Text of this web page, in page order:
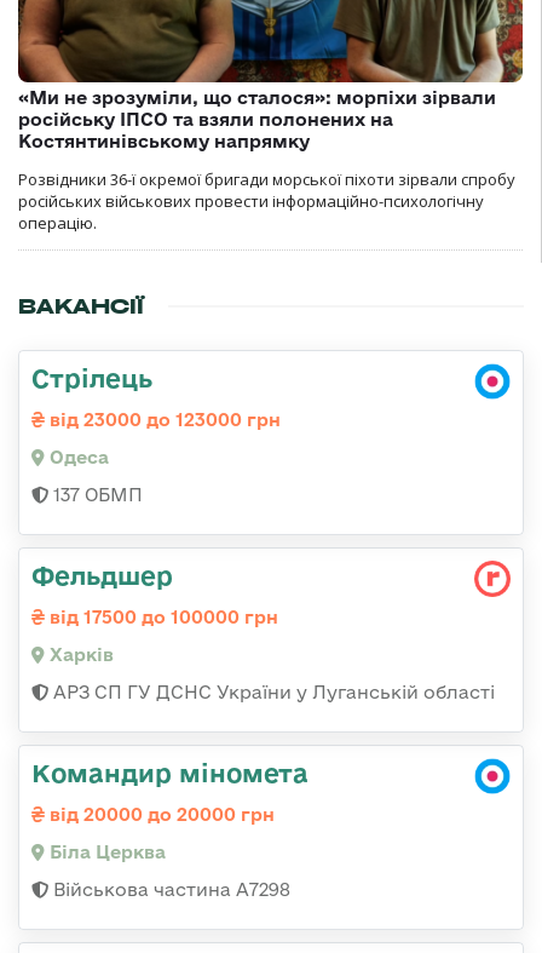
«Ми не зрозуміли, що сталося»: морпіхи зірвали
російську ІПСО та взяли полонених на
Костянтинівському напрямку
Розвідники 36-ї окремої бригади морської піхоти зірвали спробу
російських військових провести інформаційно-психологічну
операцію.
ВАКАНСІЇ
Стрілець
від 23000 до 123000 грн
Одеса
137 ОБМП
Фельдшер
від 17500 до 100000 грн
Харків
АРЗ СП ГУ ДСНС України у Луганській області
Командир міномета
від 20000 до 20000 грн
Біла Церква
Військова частина А7298